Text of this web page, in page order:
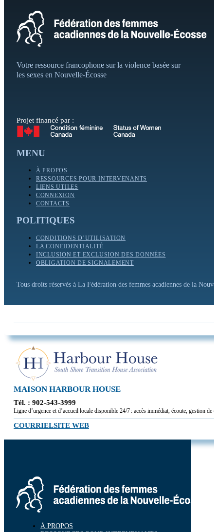
Votre ressource francophone sur la violence basée sur
les sexes en Nouvelle-Écosse
Projet financé par :
MENU
À PROPOS
RESSOURCES POUR INTERVENANTS
LIENS UTILES
CONNEXION
CONTACTS
POLITIQUES
CONDITIONS D’UTILISATION
LA CONFIDENTIALITÉ
INCLUSION ET EXCLUSION DES DONNÉES
OBLIGATION DE SIGNALEMENT
Tous droits réservés à La Fédération des femmes acadiennes de la
MAISON HARBOUR HOUSE
Tél. : 902-543-3999
Ligne d’urgence et d’accueil locale disponible 24/7 : accès immédiat, écoute, gestion de
COURRIELSITE WEB
À PROPOS